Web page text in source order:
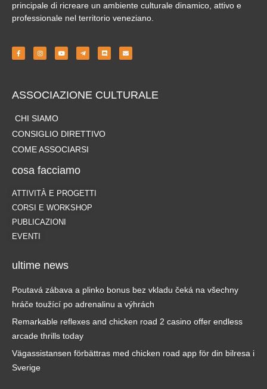
principale di ricreare un ambiente culturale dinamico, attivo e
professionale nel territorio veneziano.
ASSOCIAZIONE CULTURALE
CHI SIAMO
CONSIGLIO DIRETTIVO
COME ASSOCIARSI
cosa facciamo
ATTIVITÀ E PROGETTI
CORSI E WORKSHOP
PUBLICAZIONI
EVENTI
ultime news
Poutavá zábava a plinko bonus bez vkladu čeká na všechny
hráče toužící po adrenalinu a výhrách
Remarkable reflexes and chicken road 2 casino offer endless
arcade thrills today
Vägassistansen förbättras med chicken road app för din bilresa i
Sverige